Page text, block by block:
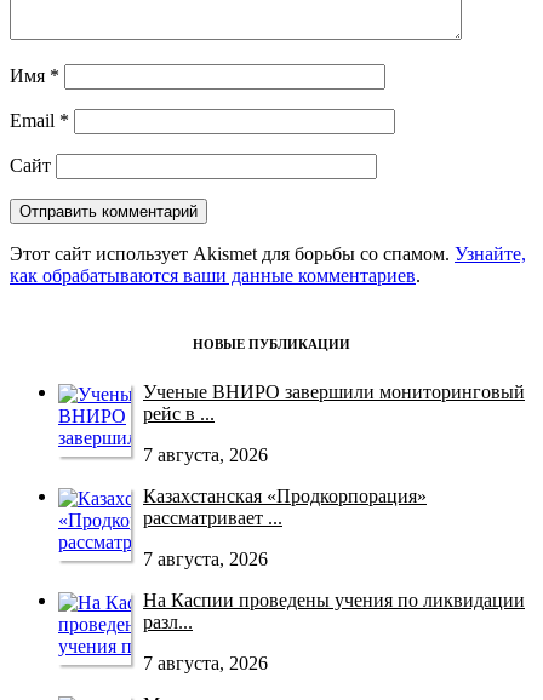
Имя *
Email *
Сайт
Этот сайт использует Akismet для борьбы со спамом. Узнайте,
как обрабатываются ваши данные комментариев.
НОВЫЕ ПУБЛИКАЦИИ
Ученые ВНИРО завершили мониторинговый
рейс в ...
7 августа, 2026
Казахстанская «Продкорпорация»
рассматривает ...
7 августа, 2026
На Каспии проведены учения по ликвидации
разл...
7 августа, 2026